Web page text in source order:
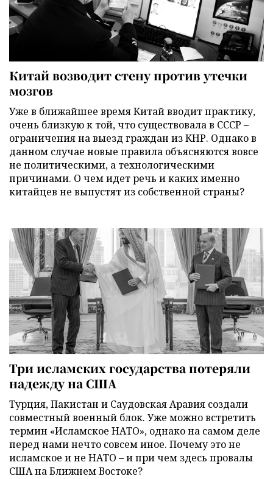
Китай возводит стену против утечки
мозгов
Уже в ближайшее время Китай вводит практику,
очень близкую к той, что существовала в СССР –
ограничения на выезд граждан из КНР. Однако в
данном случае новые правила объясняются вовсе
не политическими, а технологическими
причинами. О чем идет речь и каких именно
китайцев не выпустят из собственной страны?
Три исламских государства потеряли
надежду на США
Турция, Пакистан и Саудовская Аравия создали
совместный военный блок. Уже можно встретить
термин «Исламское НАТО», однако на самом деле
перед нами нечто совсем иное. Почему это не
исламское и не НАТО – и при чем здесь провалы
США на Ближнем Востоке?